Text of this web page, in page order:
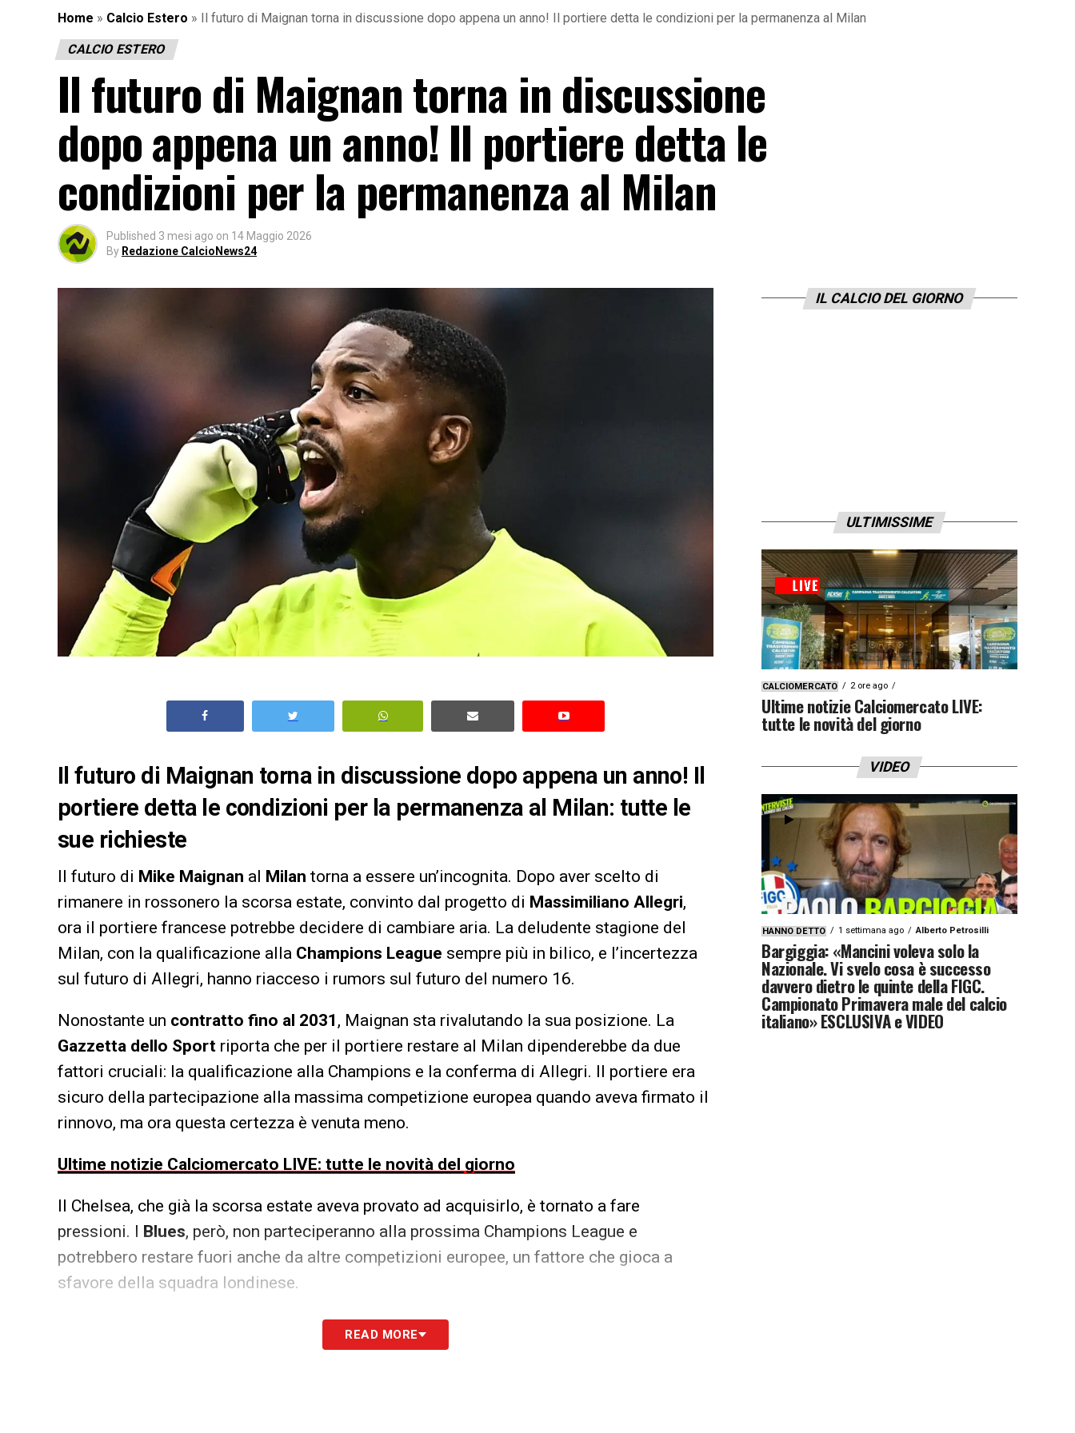
Home » Calcio Estero » Il futuro di Maignan torna in discussione dopo appena un anno! Il portiere detta le condizioni per la permanenza al Milan
CALCIO ESTERO
Il futuro di Maignan torna in discussione
dopo appena un anno! Il portiere detta le
condizioni per la permanenza al Milan
Published 3 mesi ago on 14 Maggio 2026
By Redazione CalcioNews24
Il futuro di Maignan torna in discussione dopo appena un anno! Il
portiere detta le condizioni per la permanenza al Milan: tutte le
sue richieste
Il futuro di Mike Maignan al Milan torna a essere un’incognita. Dopo aver scelto di
rimanere in rossonero la scorsa estate, convinto dal progetto di Massimiliano Allegri,
ora il portiere francese potrebbe decidere di cambiare aria. La deludente stagione del
Milan, con la qualificazione alla Champions League sempre più in bilico, e l’incertezza
sul futuro di Allegri, hanno riacceso i rumors sul futuro del numero 16.
Nonostante un contratto fino al 2031 , Maignan sta rivalutando la sua posizione. La
Gazzetta dello Sport riporta che per il portiere restare al Milan dipenderebbe da due
fattori cruciali: la qualificazione alla Champions e la conferma di Allegri. Il portiere era
sicuro della partecipazione alla massima competizione europea quando aveva firmato il
rinnovo, ma ora questa certezza è venuta meno.
Ultime notizie Calciomercato LIVE: tutte le novità del giorno
Il Chelsea, che già la scorsa estate aveva provato ad acquisirlo, è tornato a fare
pressioni. I Blues, però, non parteciperanno alla prossima Champions League e
potrebbero restare fuori anche da altre competizioni europee, un fattore che gioca a
sfavore della squadra londinese.
Maignan è sempre stato al centro delle riflessioni diAllegri
nel 2023, proponendogli anche la fascia da capitano e un progetto vincente. Nonostante
READ MORE
IL CALCIO DEL GIORNO
ULTIMISSIME
CALCIOMERCATO 2 ore ago
Ultime notizie Calciomercato LIVE:
tutte le novità del giorno
VIDEO
HANNO DETTO 1 settimana ago Alberto Petrosilli
Bargiggia: «Mancini voleva solo la
Nazionale. Vi svelo cosa è successo
davvero dietro le quinte della FIGC.
Campionato Primavera male del calcio
italiano» ESCLUSIVA e VIDEO